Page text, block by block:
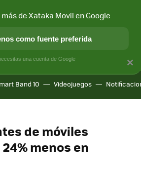
Y SOCIEDAD APLICACIONES
Band 10 Videojuegos
de móviles
menos en
×
de Xataka Movil en Google
como fuente preferida
una cuenta de Google